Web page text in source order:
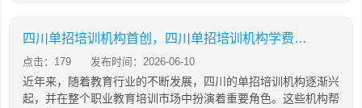
四川单招培训机构首创，四川单招培训机构学费大概是多少
点击：179 发布时间：2026-06-10
近年来，随着教育行业的不断发展，四川的单招培训机构逐渐兴
起，并在整个职业教育培训市场中扮演着重要角色。这些机构帮